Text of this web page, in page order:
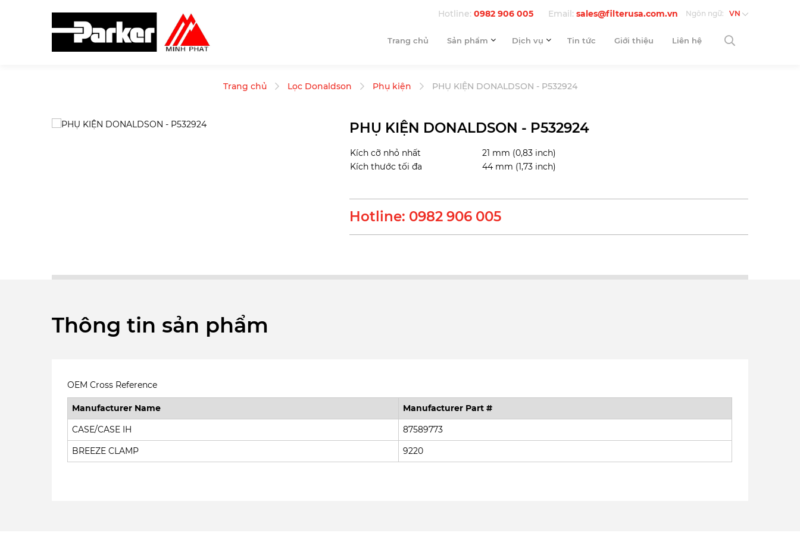
Hotline: 0982 906 005 Email:sales@filterusa.com.vn Ngôn ngữ: VN
Trang chủ Sản phẩm Dịch vụ Tin tức Giới thiệu Liên hệ
Trang chủ Lọc Donaldson Phụ kiện PHỤ KIỆN DONALDSON - P532924
PHỤ KIỆN DONALDSON - P532924
Kích cỡ nhỏ nhất
21 mm (0,83 inch)
Kích thước tối đa
44 mm (1,73 inch)
Hotline: 0982 906 005
Thông tin sản phẩm
OEM Cross Reference
Manufacturer Name
Manufacturer Part #
CASE/CASE IH
87589773
BREEZE CLAMP
9220